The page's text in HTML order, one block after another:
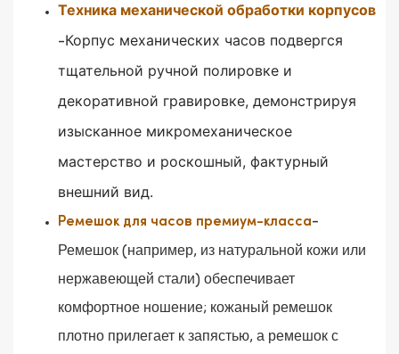
Техника механической обработки корпусов
-Корпус механических часов подвергся
тщательной ручной полировке и
декоративной гравировке, демонстрируя
изысканное микромеханическое
мастерство и роскошный, фактурный
внешний вид.
Ремешок для часов премиум-класса-
Ремешок (например, из натуральной кожи или
нержавеющей стали) обеспечивает
комфортное ношение; кожаный ремешок
плотно прилегает к запястью, а ремешок с